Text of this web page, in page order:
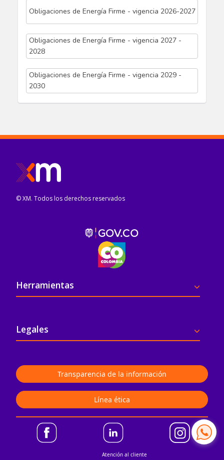
Obligaciones de Energía Firme - vigencia 2026-2027
Obligaciones de Energía Firme - vigencia 2027 -
2028
Obligaciones de Energía Firme - vigencia 2029 -
2030
Atención al cliente
© XM. Todos los derechos reservados
Pie de página
Herramientas
Legales
Transparencia de la información
Línea ética